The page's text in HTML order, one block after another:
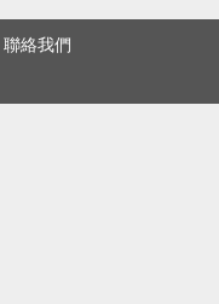
聯絡我們